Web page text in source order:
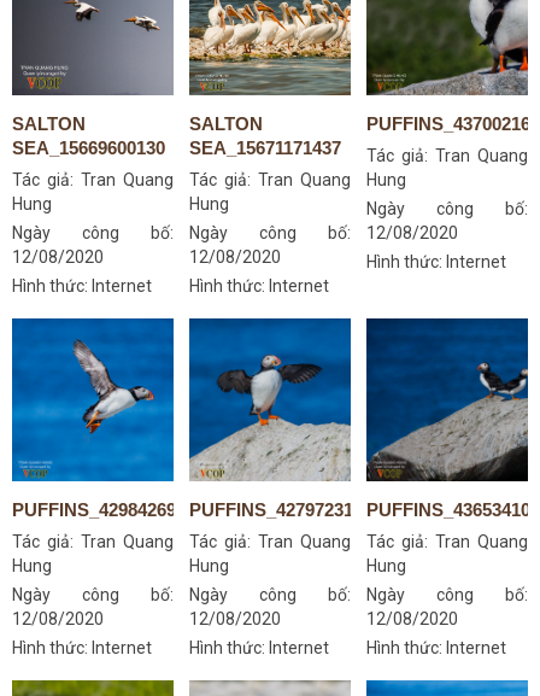
SALTON
SEA_15669600130
Tác giả:Tran Quang
Hung
Ngày công bố:
12/08/2020
Hình thức: Internet
SALTON
SEA_15671171437
Tác giả: Tran Quang
Hung
Ngày công bố:
12/08/2020
Hình thức: Internet
Tác giả: Tran Quang
Hung
Ngày công bố:
12/08/2020
Hình thức: Internet
PUFFINS_42984269054
Tác giả:Tran Quang
Hung
Ngày công bố:
12/08/2020
Hình thức: Internet
PUFFINS_42797231315
Tác giả: Tran Quang
Hung
Ngày công bố:
12/08/2020
Hình thức: Internet
Tác giả: Tran Quang
Hung
Ngày công bố:
12/08/2020
Hình thức: Internet